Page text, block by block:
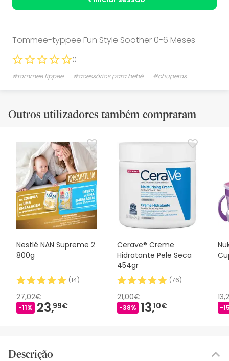
Tommee-typpee Fun Style Soother 0-6 Meses
0
#tommee tippee #acessórios para bebé #chupetas
Outros utilizadores também compraram
Nestlé NAN Supreme 2
800g
(14)
27,02€
-11% 23,99€
Cerave® Creme
Hidratante Pele Seca
454gr
(76)
21,00€
-38% 13,10€ -
Descrição